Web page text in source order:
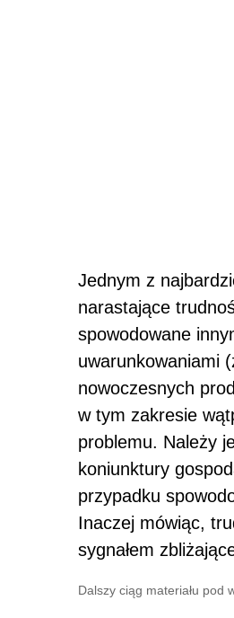
Jednym z
narastające
spowodowane
uwarunkowaniami
nowoczesnych
w tym zakresie
problemu. Należy
koniunktury
przypadku
Inaczej mówiąc,
sygnałem
Dalszy ciąg materiału pod